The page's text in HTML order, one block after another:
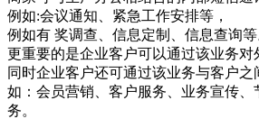
例如:会议通知、紧急工作安排等，
例如有 奖调查、信息定制、信息查询等
更重要的是企业客户可以通过该业务对
同时企业客户还可通过该业务与客户之
如：会员营销、客户服务、业务宣传、
务。